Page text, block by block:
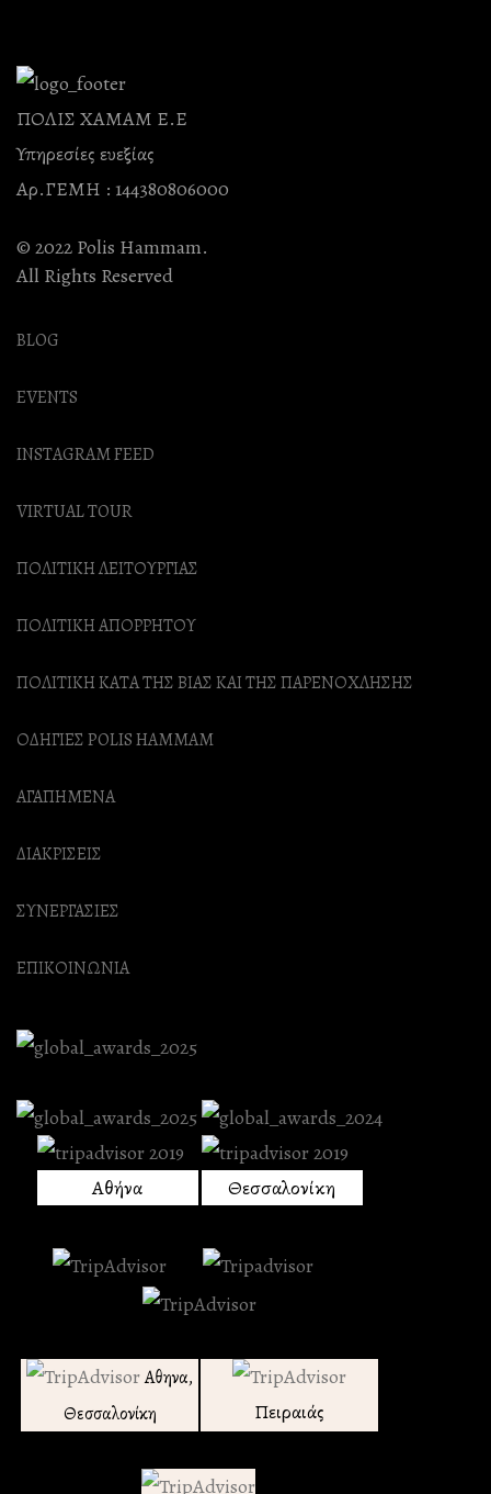
ΠΟΛΙΣ ΧΑΜΑΜ Ε.Ε
Υπηρεσίες ευεξίας
Αρ.ΓΕΜΗ : 144380806000
© 2022 Polis Hammam.
All Rights Reserved
BLOG
EVENTS
INSTAGRAM FEED
VIRTUAL TOUR
ΠΟΛΙΤΙΚΗ ΛΕΙΤΟΥΡΓΙΑΣ
ΠΟΛΙΤΙΚΗ ΑΠΟΡΡΗΤΟΥ
ΠΟΛΙΤΙΚΗ ΚΑΤΑ ΤΗΣ ΒΙΑΣ ΚΑΙ ΤΗΣ ΠΑΡΕΝΟΧΛΗΣΗΣ
ΟΔΗΓΙΕΣ POLIS HAMMAM
ΑΓΑΠΗΜΕΝΑ
ΔΙΑΚΡΙΣΕΙΣ
ΣΥΝΕΡΓΑΣΙΕΣ
ΕΠΙΚΟΙΝΩΝΙΑ
Αθήνα Θεσσαλονίκη
Αθηνα,
Θεσσαλονίκη
Πειραιάς